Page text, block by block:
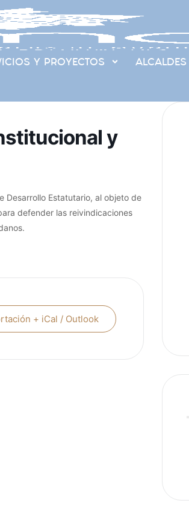
Y PROYECTOS
y
Desarrollo Estatutario, al objeto de
defender las reivindicaciones
+ iCal / Outlook